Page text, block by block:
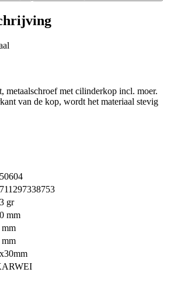
metaalschroef met cilinderkop incl. moer.
van de kop, wordt het materiaal stevig
gr
mm
mm
mm